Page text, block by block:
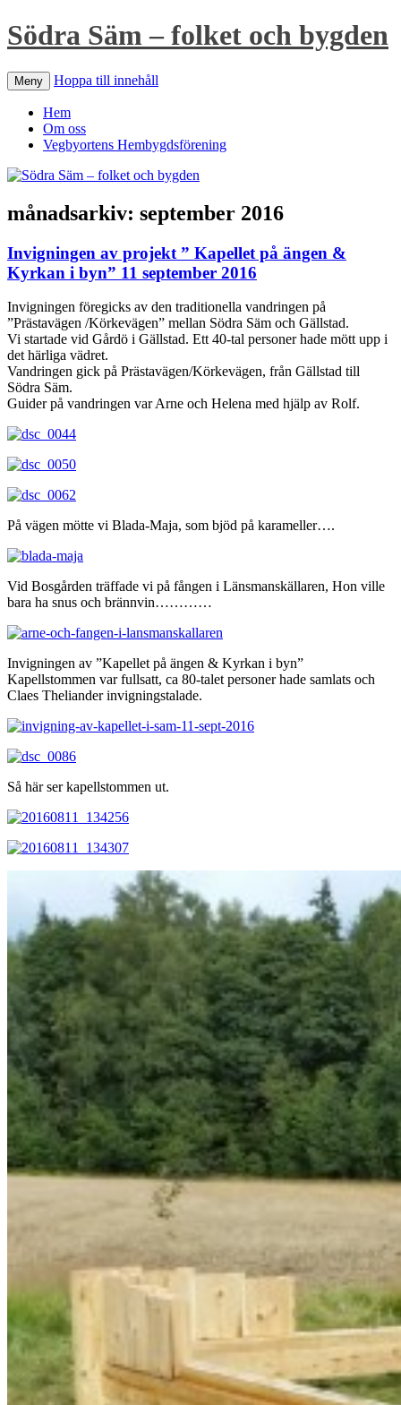
Södra Säm – folket och bygden
Meny Hoppa till innehåll
Hem
Om oss
Vegbyortens Hembygdsförening
månadsarkiv: september 2016
Invigningen av projekt ” Kapellet på ängen &
Kyrkan i byn” 11 september 2016
Invigningen föregicks av den traditionella vandringen på
”Prästavägen /Körkevägen” mellan Södra Säm och Gällstad.
Vi startade vid Gårdö i Gällstad. Ett 40-tal personer hade mött upp i
det härliga vädret.
Vandringen gick på Prästavägen/Körkevägen, från Gällstad till
Södra Säm.
Guider på vandringen var Arne och Helena med hjälp av Rolf.
På vägen mötte vi Blada-Maja, som bjöd på karameller….
Vid Bosgården träffade vi på fången i Länsmanskällaren, Hon ville
bara ha snus och brännvin…………
Invigningen av ”Kapellet på ängen & Kyrkan i byn”
Kapellstommen var fullsatt, ca 80-talet personer hade samlats och
Claes Theliander invigningstalade.
Så här ser kapellstommen ut.